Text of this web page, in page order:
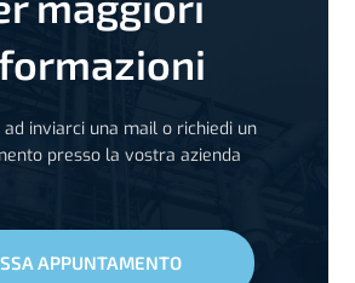
inviarci una mail o richiedi un
presso la vostra azienda
APPUNTAMENTO